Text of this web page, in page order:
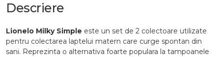
Descriere
Lionelo Milky Simple este un set de 2 colectoare utilizate
pentru colectarea laptelui matern care curge spontan din
sani. Reprezinta o alternativa foarte populara la tampoanele